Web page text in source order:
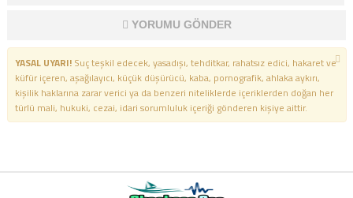
YORUMU GÖNDER
YASAL UYARI!Suç teşkil edecek, yasadışı, tehditkar, rahatsız edici, hakaret ve
küfür içeren, aşağılayıcı, küçük düşürücü, kaba, pornografik, ahlaka aykırı,
kişilik haklarına zarar verici ya da benzeri niteliklerde içeriklerden doğan her
türlü mali, hukuki, cezai, idari sorumluluk içeriği gönderen kişiye aittir.